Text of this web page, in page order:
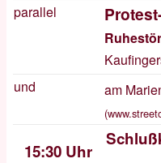
parallel
und
am
(
15:30 Uhr